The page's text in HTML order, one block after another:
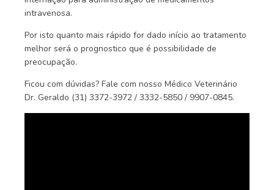
intravenosa.
Por isto quanto mais rápido for dado início ao tratamento
melhor será o prognostico que é possibilidade de
preocupação.
Ficou com dúvidas? Fale com nosso Médico Veterinário
Dr. Geraldo (31) 3372-3972 / 3332-5850 / 9907-0845.